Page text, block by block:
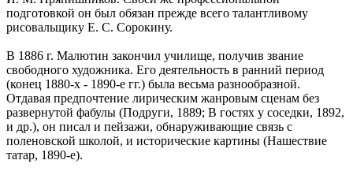
подготовкой он был обязан прежде всего талантливому
рисовальщику Е. С. Сорокину.
В 1886 г. Малютин закончил училище, получив звание
свободного художника. Его деятельность в ранний период
(конец 1880-х - 1890-е гг.) была весьма разнообразной.
Отдавая предпочтение лирическим жанровым сценам без
развернутой фабулы (Подруги, 1889; В гостях у соседки, 1892,
и др.), он писал и пейзажи, обнаруживающие связь с
поленовской школой, и исторические картины (Нашествие
татар, 1890-е).